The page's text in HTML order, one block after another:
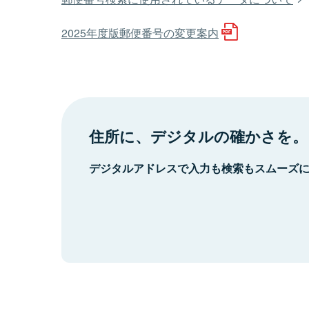
2025年度版郵便番号の変更案内
住所に、デジタルの確かさを。
デジタルアドレスで入力も検索もスムーズ